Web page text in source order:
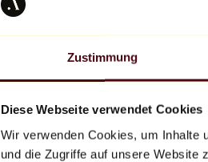
Zustimmung
Diese Webseite verwendet Cookies
Wir verwenden Cookies, um Inhalte
und die Zugriffe auf unsere Website